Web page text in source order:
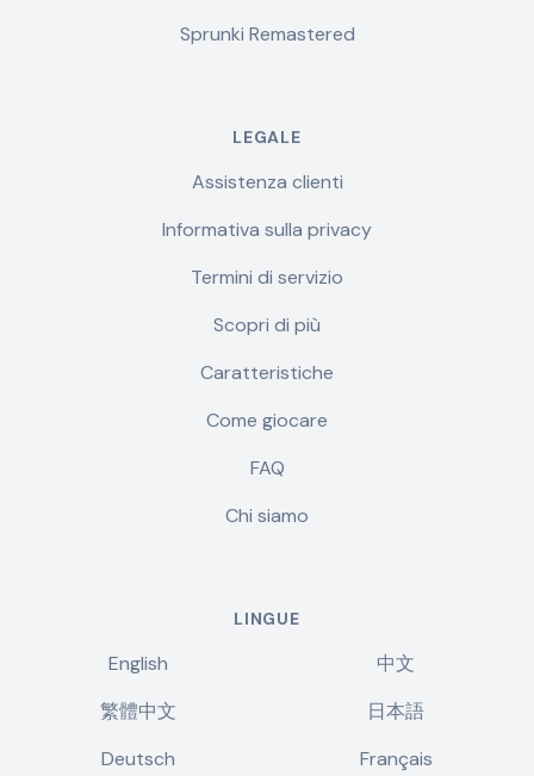
Sprunki Remastered
LEGALE
Assistenza clienti
Informativa sulla privacy
Termini di servizio
Scopri di più
Caratteristiche
Come giocare
FAQ
Chi siamo
LINGUE
English
中文
繁體中文
日本語
Deutsch
Français